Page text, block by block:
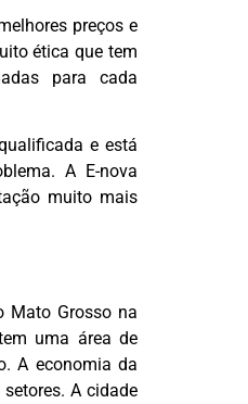
preços e
ética que tem
para cada
e está
A E-nova
muito mais
Mato Grosso na
uma área de
A economia da
A cidade